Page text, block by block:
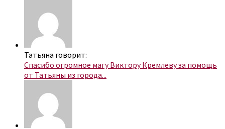
Татьяна говорит:
Спасибо огромное магу Виктору Кремлеву за помощь
от Татьяны из города...